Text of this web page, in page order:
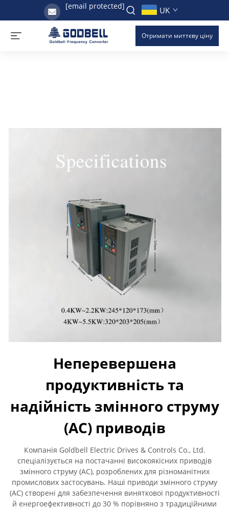
[email protected] UK
Отримати миттєву ціну
Неперевершена
продуктивність та
надійність змінного струму
(AC) приводів
Компанія Goldbell Electric Drives & Controls Co., Ltd.
спеціалізується на постачанні високоякісних приводів
змінного струму (AC), розроблених для різноманітних
промислових застосувань. Наші приводи змінного струму
(AC) створені для забезпечення виняткової продуктивності
й енергоефективності до 30 % порівняно з традиційними